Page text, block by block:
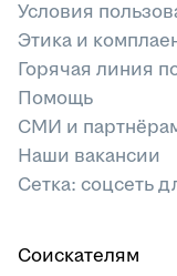
Условия
Этика и
Горячая линия
Помощь
СМИ и
Наши вакансии
Сетка: соцсеть
Соискателям